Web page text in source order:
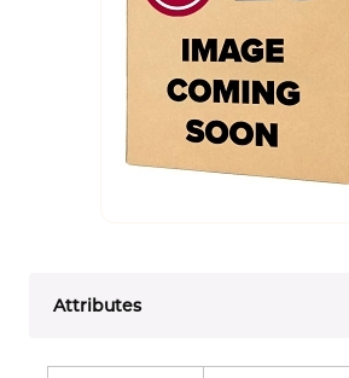
Attributes